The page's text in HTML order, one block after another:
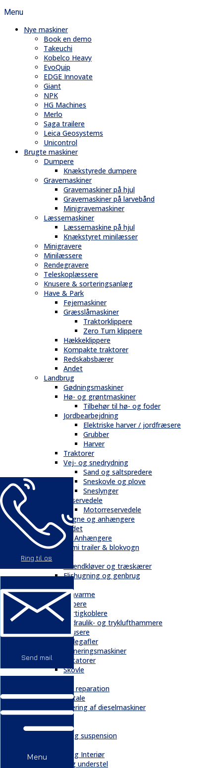
Ring til os
Send mail
Menu
Menu
Nye maskiner
Book en demo
Takeuchi
Kobelco Heavy
EvoQuip
EDGE Innovate
Giant
NPK
HG Machines
Merlo
Saga trailere
Leica Geosystems
Unicontrol
Brugte maskiner
Dumpere
Knækstyrede dumpere
Gravemaskiner
Gravemaskiner på hjul
Gravemaskiner på larvebånd
Minigravemaskiner
Læssemaskiner
Læssemaskine på hjul
Knækstyret minilæsser
Minigravere
Minilæssere
Rendegravere
Teleskoplæssere
Knusere & sorteringsanlæg
Have & Park
Fejemaskiner
Græsslåmaskiner
Traktorklippere
Zero Turn klippere
Hækkeklippere
Kompakte traktorer
Redskabsbærer
Andet
Landbrug
Gødningsmaskiner
Hø- og grøntmaskiner
Tilbehør til hø- og foder
Jordbearbejdning
Elektriske harver / jordfræsere
Grubber
Harver
Traktorer
Vej- og snedrydning
Sand og saltspredere
Sneskovle og plove
Sneslynger
Reservedele
Motorreservedele
Vogne og anhængere
Andet
Trailere / Anhængere
Semi trailer & blokvogn
Skovbrug
Brændkløver og træskærer
Flishugning og genbrug
Gravarme
Gribere
Hurtigkoblere
Hydraulik- og tryklufthammere
Knusere
Pallegafler
Planeringsmaskiner
Rotatorer
Skovle
Service
Service & reparation
Serviceaftale
Elektrificering af dieselmaskiner
Reservedele
Bånd
Chassis og suspension
Kabiner og Interiør
Kæder og understel